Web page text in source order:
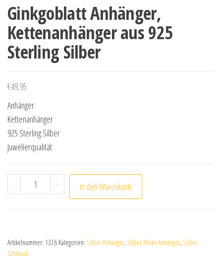
Ginkgoblatt Anhänger,
Kettenanhänger aus 925
Sterling Silber
€49,95
Anhänger
Kettenanhänger
925 Sterling Silber
Juwelierqualität
- Ginkgoblatt Anhänger, Kettenanhänger aus 925
+ In den Warenkorb
Artikelnummer: 1316 Kategorien: Silber Anhänger, Silber Motiv Anhänger, Silber
Schmuck